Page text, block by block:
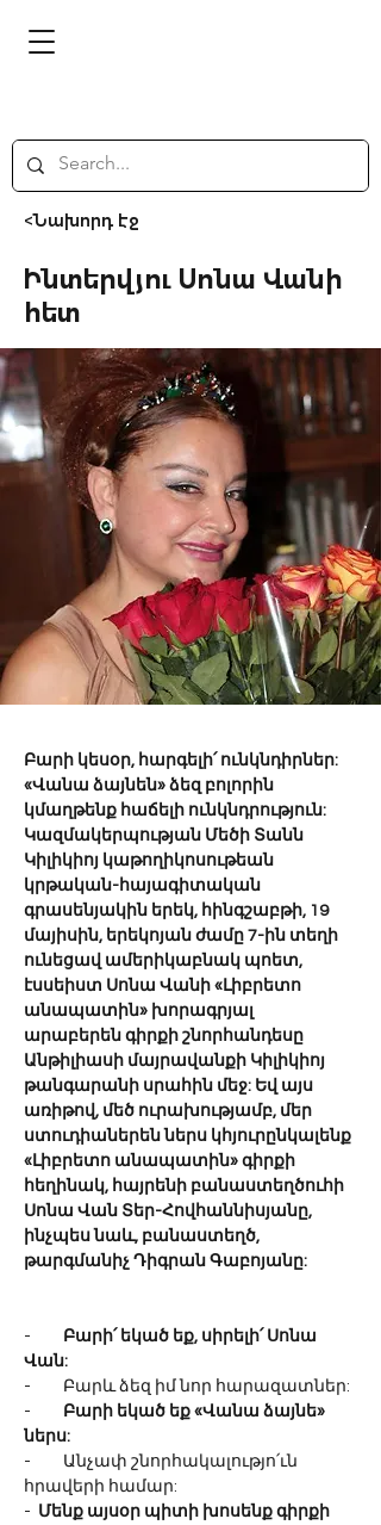
<Նախորդ էջ
Ինտերվյու Սոնա Վանի
հետ
Բարի կեսօր, հարգելի՛ ունկնդիրներ:
«Վանա ձայնեն» ձեզ բոլորին
կմաղթենք հաճելի ունկնդրություն:
Կազմակերպության Մեծի Տանն
Կիլիկիոյ կաթողիկոսութեան
կրթական-հայագիտական
գրասենյակին երեկ, հինգշաբթի, 19
մայիսին, երեկոյան ժամը 7-ին տեղի
ունեցավ ամերիկաբնակ պոետ,
էսսեիստ Սոնա Վանի «Լիբրետո
անապատին» խորագրյալ
արաբերեն գիրքի շնորհանդեսը
Անթիլիասի մայրավանքի Կիլիկիոյ
թանգարանի սրահին մեջ: Եվ այս
առիթով, մեծ ուրախությամբ, մեր
ստուդիաներեն ներս կհյուրընկալենք
«Լիբրետո անապատին» գիրքի
հեղինակ, հայրենի բանաստեղծուհի
Սոնա Վան Տեր-Հովհաննիսյանը,
ինչպես նաև, բանաստեղծ,
թարգմանիչ Դիգրան Գաբոյանը:
- Բարի՛ եկած եք, սիրելի՛ Սոնա
Վան:
-         Բարև ձեզ իմ նոր հարազատներ:
- Բարի եկած եք «Վանա ձայնե»
ներս:
-         Անչափ շնորհակալությո՛ւն
հրավերի համար:
- Մենք այսօր պիտի խոսենք գիրքի